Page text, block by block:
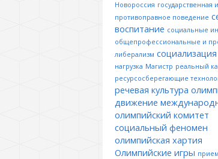
Новороссия государственная
противоправное поведение
воспитание социальные
общепрофессиональные и
либерализм социализация
нагрузка Магистр реальный
ресурсосберегающие
речевая культура
движение
олимпийский комитет
социальный феномен
олимпийская хартия
Олимпийские игры